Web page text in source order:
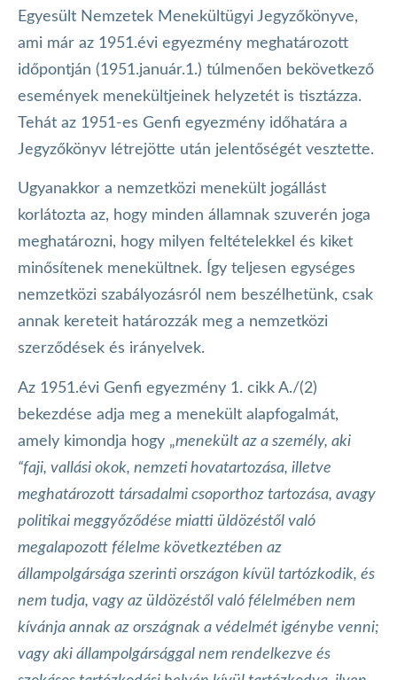
Egyesült Nemzetek Menekültügyi Jegyzőkönyve,
ami már az 1951.évi egyezmény meghatározott
időpontján (1951.január.1.) túlmenően bekövetkező
események menekültjeinek helyzetét is tisztázza.
Tehát az 1951-es Genfi egyezmény időhatára a
Jegyzőkönyv létrejötte után jelentőségét vesztette.
Ugyanakkor a nemzetközi menekült jogállást
korlátozta az, hogy minden államnak szuverén joga
meghatározni, hogy milyen feltételekkel és kiket
minősítenek menekültnek. Így teljesen egységes
nemzetközi szabályozásról nem beszélhetünk, csak
annak kereteit határozzák meg a nemzetközi
szerződések és irányelvek.
Az 1951.évi Genfi egyezmény 1. cikk A./(2)
bekezdése adja meg a menekült alapfogalmát,
amely kimondja hogy „menekült az a személy, aki
“faji, vallási okok, nemzeti hovatartozása, illetve
meghatározott társadalmi csoporthoz tartozása, avagy
politikai meggyőződése miatti üldözéstől való
megalapozott félelme következtében az
állampolgársága szerinti országon kívül tartózkodik, és
nem tudja, vagy az üldözéstől való félelmében nem
kívánja annak az országnak a védelmét igénybe venni;
vagy aki állampolgársággal nem rendelkezve és